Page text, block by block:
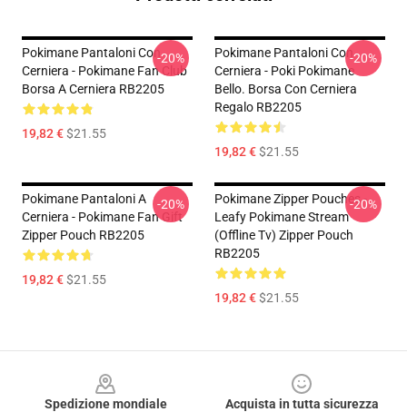
Pokimane Pantaloni Con
Cerniera - Pokimane Fan Club
Borsa A Cerniera RB2205
19,82 €$21.55
-20%
Pokimane Pantaloni Con
Cerniera - Poki Pokimane
Bello. Borsa Con Cerniera
Regalo RB2205
19,82 €$21.55
-20%
Pokimane Pantaloni A
Cerniera - Pokimane Fan Gift
Zipper Pouch RB2205
19,82 €$21.55
-20%
Pokimane Zipper Pouches -
Leafy Pokimane Stream
(Offline Tv) Zipper Pouch
RB2205
19,82 €$21.55
-20%
Spedizione mondiale
Acquista in tutta sicurezza